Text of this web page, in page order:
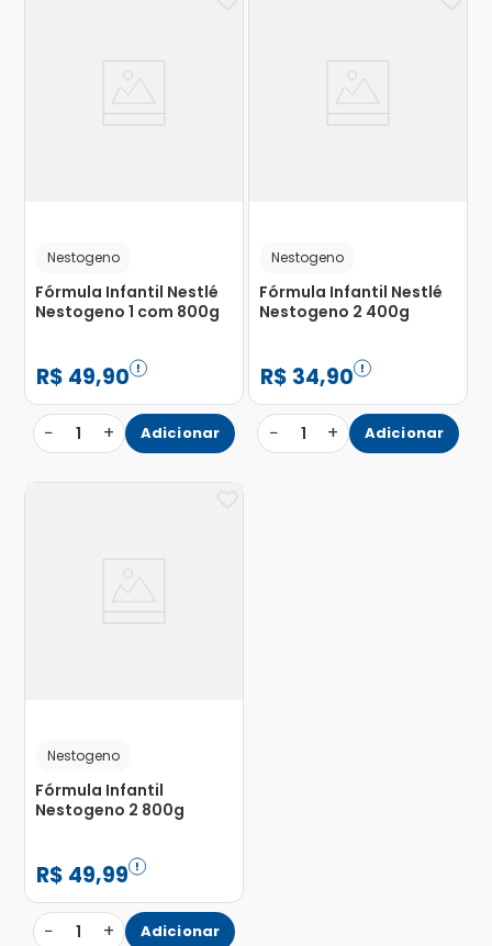
Nestogeno
Fórmula Infantil Nestlé
Nestogeno 1 com 800g
R$ 49,90
− 1 + Adicionar
Nestogeno
Fórmula Infantil Nestlé
Nestogeno 2 400g
R$ 34,90
− 1 + Adicionar
Nestogeno
Fórmula Infantil
Nestogeno 2 800g
R$ 49,99
− 1 + Adicionar